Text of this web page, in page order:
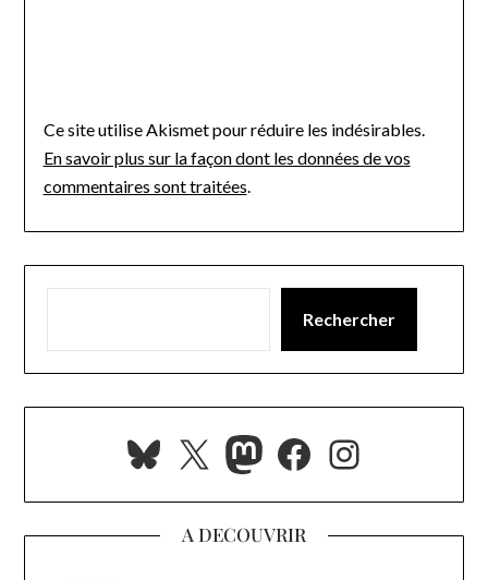
Ce site utilise Akismet pour réduire les indésirables.
En savoir plus sur la façon dont les données de vos
commentaires sont traitées
Rechercher
Bluesky
X Mastodon
Facebook
A DECOUVRIR